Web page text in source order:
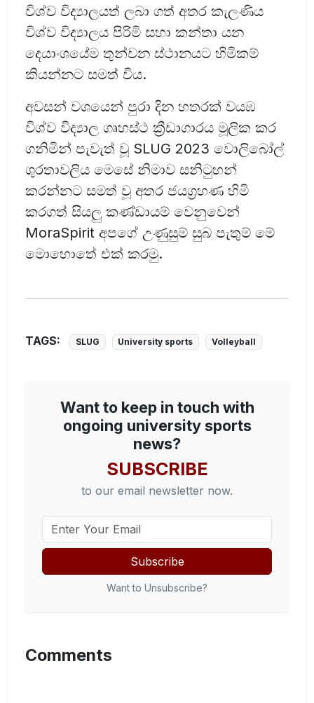
විශ්ව විද්‍යාලයත් ලබා ගත් අතර කැලණිය
විශ්ව විද්‍යාලය පිරිමි සහා කන්තා යන
දෙයාංශයේම තුන්වන ස්ථානයට හිමිකම්
කියන්නට සමත් විය.
අවසන් වශයෙන් පුරා දින හතරක් වයඹ
විශ්ව විද්‍යාල ගෘහස්ථ ක්‍රීඩාගාරය මූලික කර
ගනිමින් පැවැත් වූ SLUG 2023 වොලිබෝල්
ශුරතාවලිය මෙසේ නිමාව සනිටුහන්
කරන්නට සමත් වූ අතර ජයග්‍රහණ හිමි
කරගත් සියලු කණ්ඩායම් වෙනුවෙන්
MoraSpirit අපගේ උණුසුම් සුබ පැතුම් මේ
මොහොතේ එක් කරමු.
TAGS: SLUG University sports Volleyball
Want to keep in touch with
ongoing university sports
news?
SUBSCRIBE
to our email newsletter now.
Subscribe
Want to Unsubscribe?
Comments